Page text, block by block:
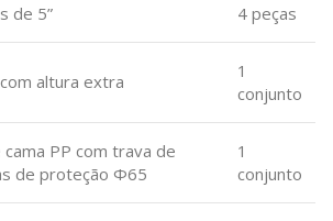
de 5” 4 peças
altura extra
1
conjunto
PP com trava de
de proteção Φ65
1
conjunto